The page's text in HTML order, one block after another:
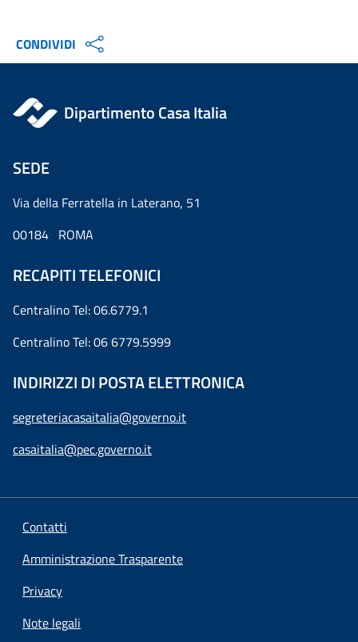
CONDIVIDI
Dipartimento Casa Italia
SEDE
Via della Ferratella in Laterano, 51
00184 ROMA
RECAPITI TELEFONICI
Centralino Tel: 06.6779.1
Centralino Tel: 06 6779.5999
INDIRIZZI DI POSTA ELETTRONICA
segreteriacasaitalia@governo.it
casaitalia@pec.governo.it
Contatti
Amministrazione Trasparente
Privacy
Note legali